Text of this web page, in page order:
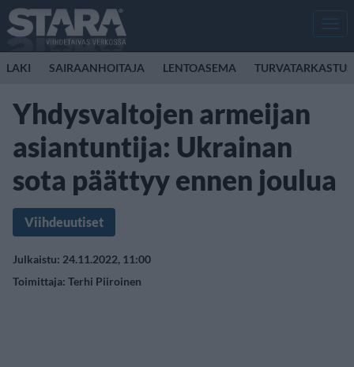
LAKI SAIRAANHOITAJA LENTOASEMA TURVATARKASTUS
Yhdysvaltojen armeijan
asiantuntija: Ukrainan
sota päättyy ennen joulua
Viihdeuutiset
Julkaistu: 24.11.2022, 11:00
Toimittaja: Terhi Piiroinen